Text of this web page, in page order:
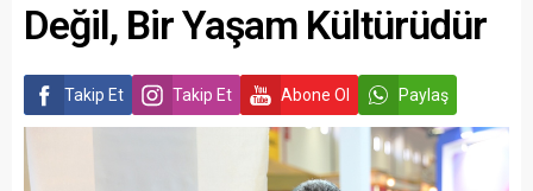
Değil, Bir Yaşam Kültürüdür
Takip Et Takip Et Abone Ol Paylaş